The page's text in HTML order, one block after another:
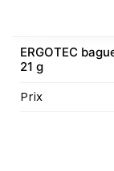
ERGOTEC
21 g
Prix